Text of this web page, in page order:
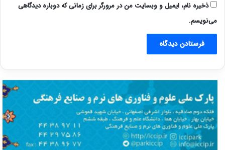
ذخیره نام، ایمیل و وبسایت من در مرورگر برای زمانی که دوباره دیدگاهی
می‌نویسم.